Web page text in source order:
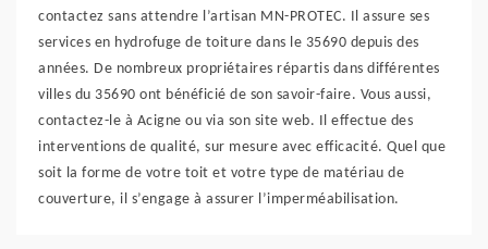
contactez sans attendre l’artisan MN-PROTEC. Il assure ses
services en hydrofuge de toiture dans le 35690 depuis des
années. De nombreux propriétaires répartis dans différentes
villes du 35690 ont bénéficié de son savoir-faire. Vous aussi,
contactez-le à Acigne ou via son site web. Il effectue des
interventions de qualité, sur mesure avec efficacité. Quel que
soit la forme de votre toit et votre type de matériau de
couverture, il s’engage à assurer l’imperméabilisation.